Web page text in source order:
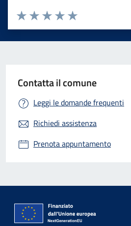
Valuta 5 stelle su 5
Valuta 4 stelle su 5
Valuta 3 stelle su 5
Valuta 2 stelle su 5
Valuta 1 stelle su 5
Contatta il comune
Leggi le domande frequenti
Richiedi assistenza
Prenota appuntamento